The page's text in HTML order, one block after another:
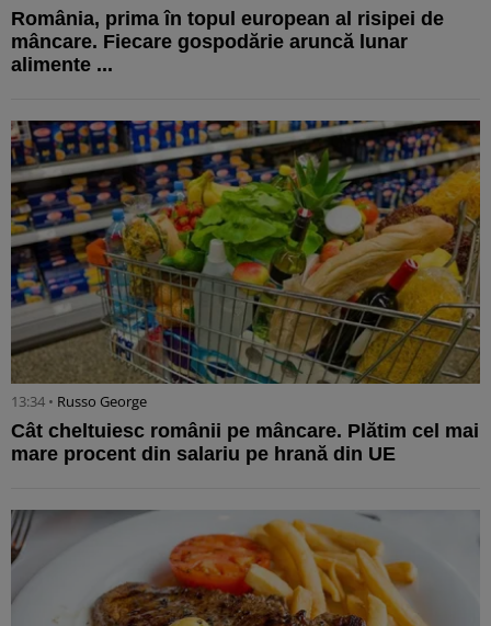
România, prima în topul european al risipei de
mâncare. Fiecare gospodărie aruncă lunar
alimente ...
13:34 • Russo George
Cât cheltuiesc românii pe mâncare. Plătim cel mai
mare procent din salariu pe hrană din UE